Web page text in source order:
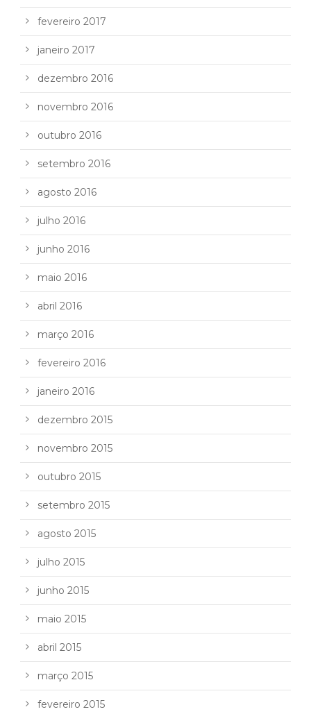
fevereiro 2017
janeiro 2017
dezembro 2016
novembro 2016
outubro 2016
setembro 2016
agosto 2016
julho 2016
junho 2016
maio 2016
abril 2016
março 2016
fevereiro 2016
janeiro 2016
dezembro 2015
novembro 2015
outubro 2015
setembro 2015
agosto 2015
julho 2015
junho 2015
maio 2015
abril 2015
março 2015
fevereiro 2015